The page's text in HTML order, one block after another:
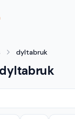
dyltabruk